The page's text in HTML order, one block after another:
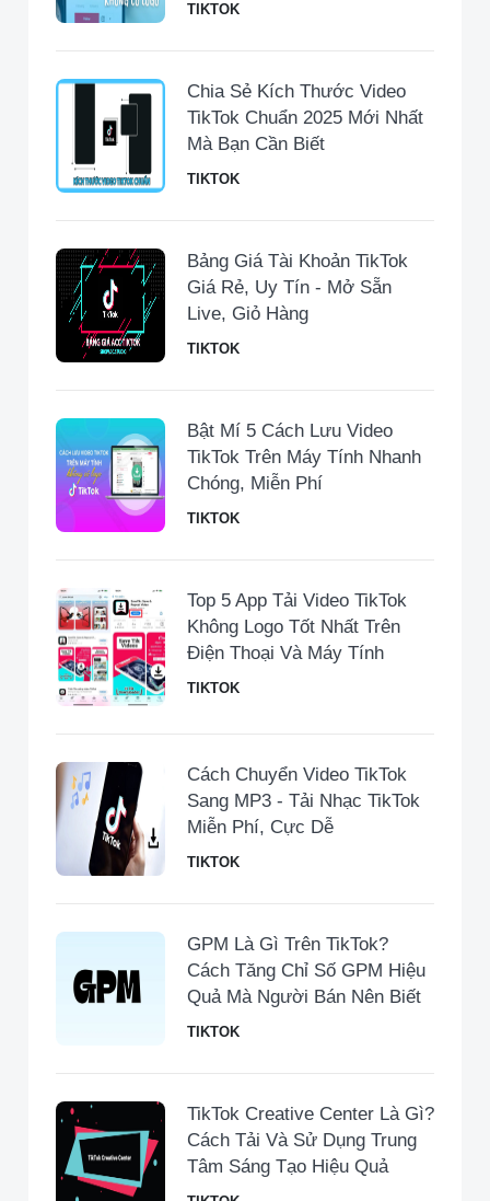
TIKTOK
Chia Sẻ Kích Thước Video
TikTok Chuẩn 2025 Mới Nhất
Mà Bạn Cần Biết
TIKTOK
Bảng Giá Tài Khoản TikTok
Giá Rẻ, Uy Tín - Mở Sẵn
Live, Giỏ Hàng
TIKTOK
Bật Mí 5 Cách Lưu Video
TikTok Trên Máy Tính Nhanh
Chóng, Miễn Phí
TIKTOK
Top 5 App Tải Video TikTok
Không Logo Tốt Nhất Trên
Điện Thoại Và Máy Tính
TIKTOK
Cách Chuyển Video TikTok
Sang MP3 - Tải Nhạc TikTok
Miễn Phí, Cực Dễ
TIKTOK
GPM Là Gì Trên TikTok?
Cách Tăng Chỉ Số GPM Hiệu
Quả Mà Người Bán Nên Biết
TIKTOK
TikTok Creative Center Là Gì?
Cách Tải Và Sử Dụng Trung
Tâm Sáng Tạo Hiệu Quả